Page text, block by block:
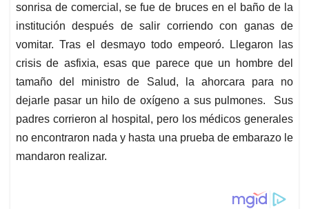
sonrisa de comercial, se fue de bruces en el baño de la
institución después de salir corriendo con ganas de
vomitar. Tras el desmayo todo empeoró. Llegaron las
crisis de asfixia, esas que parece que un hombre del
tamaño del ministro de Salud, la ahorcara para no
dejarle pasar un hilo de oxígeno a sus pulmones. Sus
padres corrieron al hospital, pero los médicos generales
no encontraron nada y hasta una prueba de embarazo le
mandaron realizar.